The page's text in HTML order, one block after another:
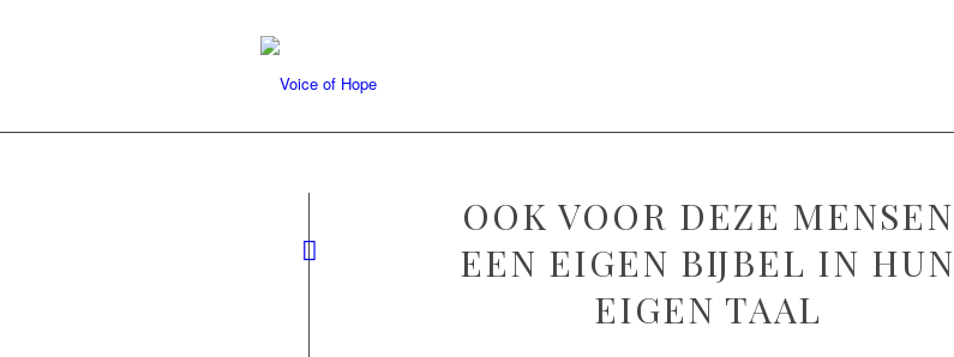
OOK VOOR DEZE MENSEN
EEN EIGEN BIJBEL IN HUN
EIGEN TAAL